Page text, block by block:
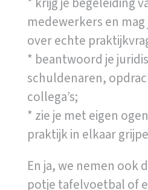
medewerkers en
over echte
* beantwoord je
schuldenaren,
collega’s;
* zie je met eigen
praktijk in elkaar
En ja, we nemen ook
potje tafelvoetbal of